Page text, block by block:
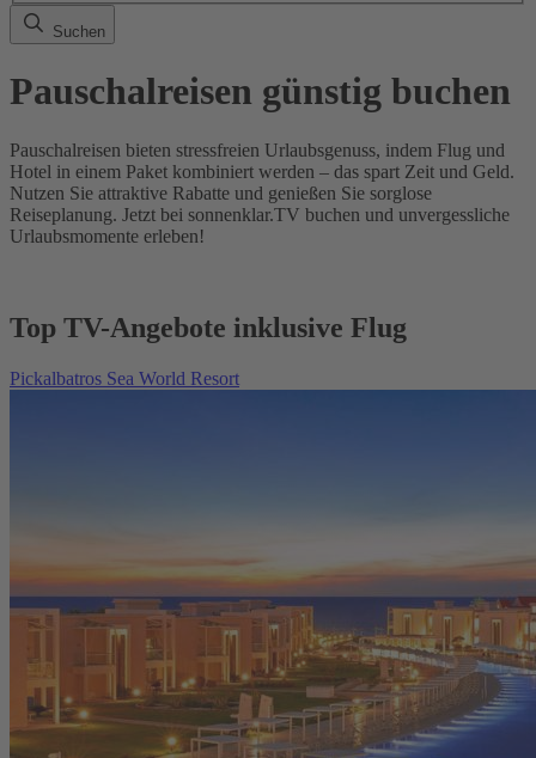
Suchen
Pauschalreisen günstig buchen
Pauschalreisen bieten stressfreien Urlaubsgenuss, indem Flug und
Hotel in einem Paket kombiniert werden – das spart Zeit und Geld.
Nutzen Sie attraktive Rabatte und genießen Sie sorglose
Reiseplanung. Jetzt bei sonnenklar.TV buchen und unvergessliche
Urlaubsmomente erleben!
Top TV-Angebote inklusive Flug
Pickalbatros Sea World Resort